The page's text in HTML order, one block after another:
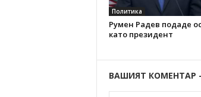
Политика
Румен Радев подаде
като президент
ВАШИЯТ КОМЕНТАР